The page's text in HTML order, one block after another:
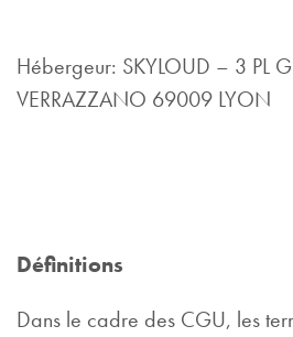
Hébergeur: SKYLOUD – 3 PL
VERRAZZANO 69009 LYON
Définitions
Dans le cadre des CGU, les